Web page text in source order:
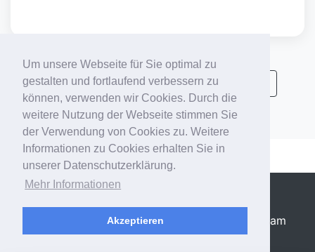
Um unsere Webseite für Sie optimal zu
gestalten und fortlaufend verbessern zu
können, verwenden wir Cookies. Durch die
weitere Nutzung der Webseite stimmen Sie
der Verwendung von Cookies zu. Weitere
Informationen zu Cookies erhalten Sie in
unserer Datenschutzerklärung.
Mehr Informationen
Akzeptieren
Alle KI-Accelerator Startups anzeigen
accelerator@startplatz.de
Instagram